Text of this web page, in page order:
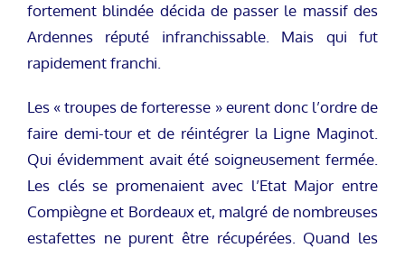
fortement blindée décida de passer le massif des
Ardennes réputé infranchissable. Mais qui fut
rapidement franchi.
Les « troupes de forteresse » eurent donc l’ordre de
faire demi-tour et de réintégrer la Ligne Maginot.
Qui évidemment avait été soigneusement fermée.
Les clés se promenaient avec l’Etat Major entre
Compiègne et Bordeaux et, malgré de nombreuses
estafettes ne purent être récupérées. Quand les